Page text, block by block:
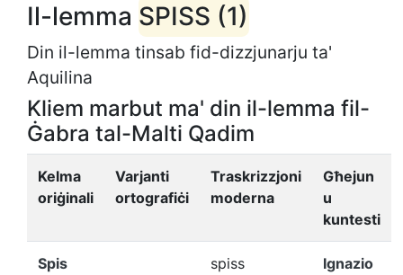
Il-lemma SPISS (1)
Din il-lemma tinsab fid-dizzjunarju ta'
Aquilina
Kliem marbut ma' din il-lemma fil-
Ġabra tal-Malti Qadim
Kelma
oriġinali
Varjanti
ortografiċi
Traskrizzjoni
moderna
Għejun
u
kuntesti
Spis spiss
Ignazio